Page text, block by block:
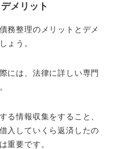
メリット
務整理のメリットとデメ
ょう。
には、法律に詳しい専門
る情報収集をすること、
入していくら返済したの
重要です。